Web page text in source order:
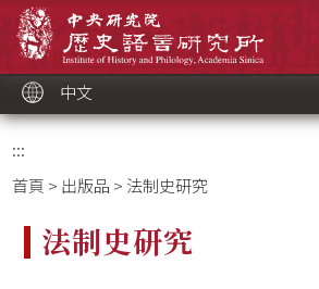
中文
:::
首頁 > 出版品 > 法制史研究
法制史研究